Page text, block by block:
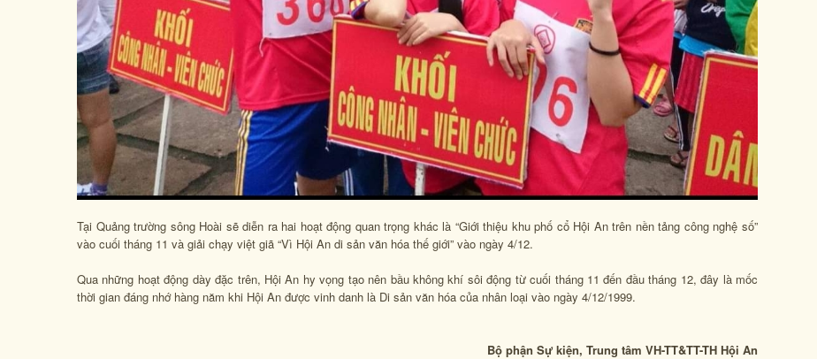
Tại Quảng trường sông Hoài sẽ diễn ra hai hoạt động quan trọng khác là “Giới thiệu khu phố cổ Hội An trên nền tảng công nghệ số”
vào cuối tháng 11 và giải chạy việt giã “Vì Hội An di sản văn hóa thế giới” vào ngày 4/12.
Qua những hoạt động dày đặc trên, Hội An hy vọng tạo nên bầu không khí sôi động từ cuối tháng 11 đến đầu tháng 12, đây là mốc
thời gian đáng nhớ hàng năm khi Hội An được vinh danh là Di sản văn hóa của nhân loại vào ngày 4/12/1999.
Bộ phận Sự kiện, Trung tâm VH-TT&TT-TH Hội An